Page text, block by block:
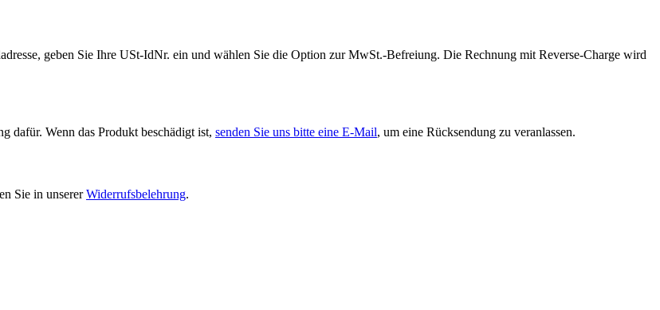
geben Sie Ihre USt-IdNr. ein und wählen Sie die Option zur MwSt.-Befreiung. Die Rechnung mit Reverse-Charge wird
dafür. Wenn das Produkt beschädigt ist, senden Sie uns bitte eine E-Mail, um eine Rücksendung zu veranlassen.
Sie in unsererWiderrufsbelehrung.